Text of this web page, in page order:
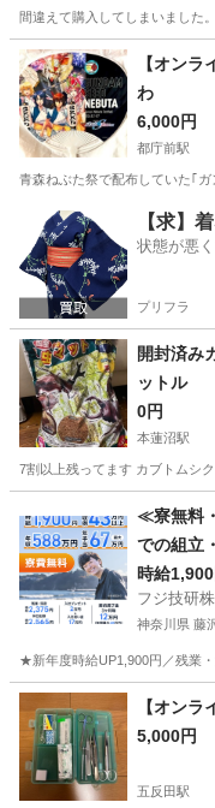
間違えて購入してしまいました
東京 千代田区 中目黒
【オン
わ
6,000円
都庁前駅
青森ねぶた祭で配布していた｢ガ
東京 新宿区 都庁前駅
【求】
状態が悪
プリフラ
開封済み
ットル
0円
本蓮沼駅
7割以上残ってます カブトムシ
本蓮沼駅
≪寮無料
での組立
時給1,900
フジ技研
神奈川県 藤
★新年度時給UP1,900円／残業
神奈川 藤沢市 その他
【オン
5,000円
五反田駅